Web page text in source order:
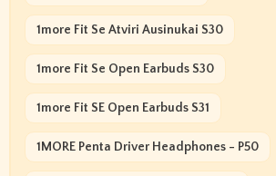
1more Fit Se Atviri Ausinukai S30
1more Fit Se Open Earbuds S30
1more Fit SE Open Earbuds S31
1MORE Penta Driver Headphones - P50